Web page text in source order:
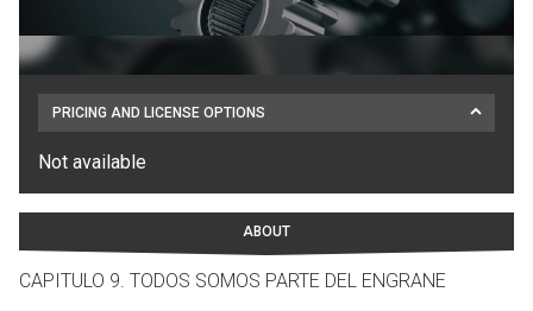
PRICING AND LICENSE OPTIONS
Not available
ABOUT
CAPITULO 9. TODOS SOMOS PARTE DEL ENGRANE